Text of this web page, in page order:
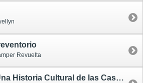
Revuelta
Infestación. Una Historia Cultural de las Casas Encantadas